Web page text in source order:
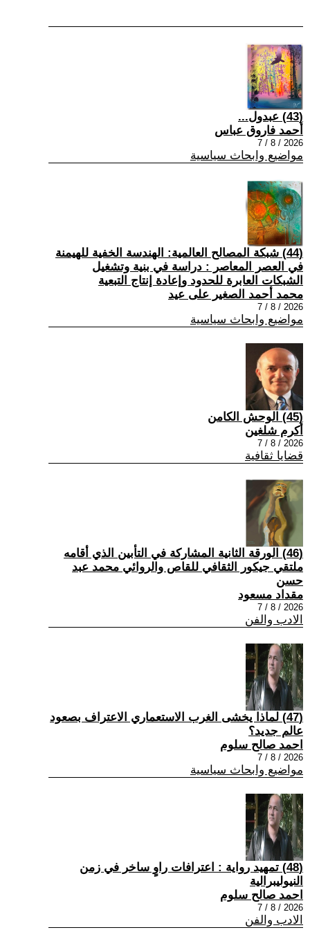
(43) عبدول...
أحمد فاروق عباس
2026 / 8 / 7
مواضيع وابحاث سياسية
(44) شبكة المصالح العالمية: الهندسة الخفية للهيمنة
في العصر المعاصر : دراسة في بنية وتشغيل
الشبكات العابرة للحدود وإعادة إنتاج التبعية
محمد أحمد الصغير على عيد
2026 / 8 / 7
مواضيع وابحاث سياسية
(45) الوحش الكامن
أكرم شلغين
2026 / 8 / 7
قضايا ثقافية
(46) الورقة الثانية المشاركة في التأبين الذي أقامه
ملتقي جيكور الثقافي للقاص والروائي محمد عبد
حسن
مقداد مسعود
2026 / 8 / 7
الادب والفن
(47) لماذا يخشى الغرب الاستعماري الاعتراف بصعود
عالم جديد؟
احمد صالح سلوم
2026 / 8 / 7
مواضيع وابحاث سياسية
(48) تمهيد رواية : اعترافات راوٍ ساخر في زمن
النيوليبرالية
احمد صالح سلوم
2026 / 8 / 7
الادب والفن